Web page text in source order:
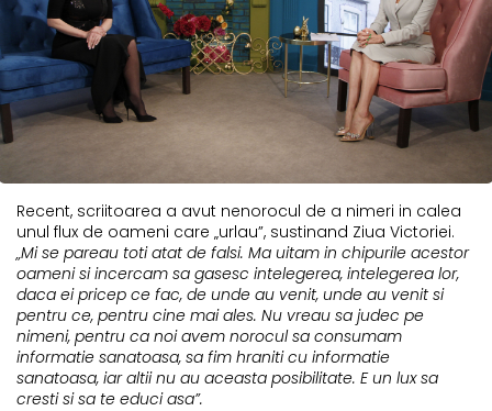
Recent, scriitoarea a avut nenorocul de a nimeri in calea
unul flux de oameni care „urlau”, sustinand Ziua Victoriei.
„Mi se pareau toti atat de falsi. Ma uitam in chipurile acestor
oameni si incercam sa gasesc intelegerea, intelegerea lor,
daca ei pricep ce fac, de unde au venit, unde au venit si
pentru ce, pentru cine mai ales. Nu vreau sa judec pe
nimeni, pentru ca noi avem norocul sa consumam
informatie sanatoasa, sa fim hraniti cu informatie
sanatoasa, iar altii nu au aceasta posibilitate. E un lux sa
cresti si sa te educi asa”.